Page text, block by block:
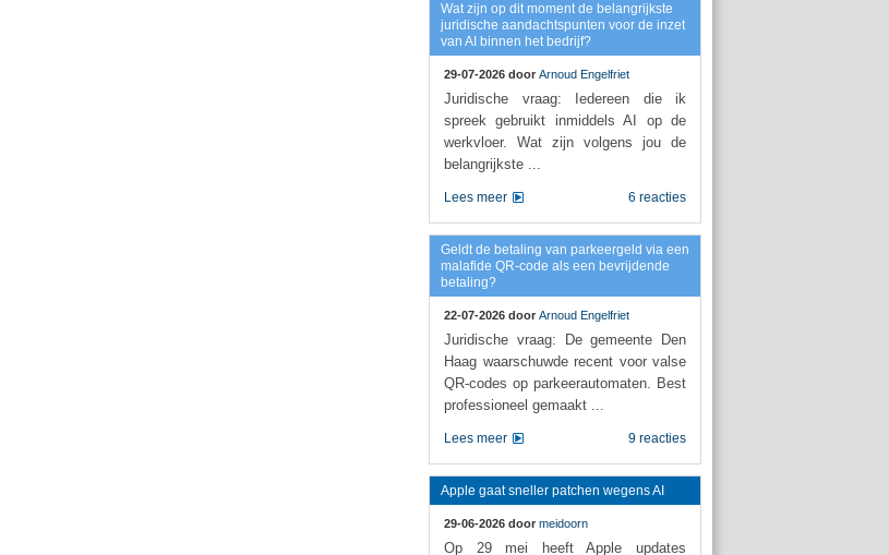
Wat zijn op dit moment de belangrijkste
juridische aandachtspunten voor de inzet
van AI binnen het bedrijf?
29-07-2026 door Arnoud Engelfriet
Juridische vraag: Iedereen die ik
spreek gebruikt inmiddels AI op de
werkvloer. Wat zijn volgens jou de
belangrijkste ...
6 reacties
Lees meer
Geldt de betaling van parkeergeld via een
malafide QR-code als een bevrijdende
betaling?
22-07-2026 door Arnoud Engelfriet
Juridische vraag: De gemeente Den
Haag waarschuwde recent voor valse
QR-codes op parkeerautomaten. Best
professioneel gemaakt ...
9 reacties
Lees meer
Apple gaat sneller patchen wegens AI
29-06-2026 door meidoorn
Op 29 mei heeft Apple updates